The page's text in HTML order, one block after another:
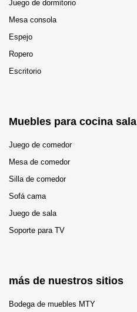
Juego de dormitorio
Mesa consola
Espejo
Ropero
Escritorio
Muebles para cocina sala
Juego de comedor
Mesa de comedor
Silla de comedor
Sofá cama
Juego de sala
Soporte para TV
más de nuestros sitios
Bodega de muebles MTY